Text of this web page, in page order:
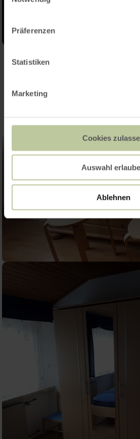
Präferenzen
Statistiken
Marketing
Cookies
Auswahl
Ablehnen